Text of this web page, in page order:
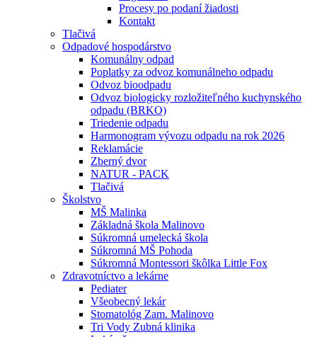
Procesy po podaní žiadosti
Kontakt
Tlačivá
Odpadové hospodárstvo
Komunálny odpad
Poplatky za odvoz komunálneho odpadu
Odvoz bioodpadu
Odvoz biologicky rozložiteľného kuchynského
odpadu (BRKO)
Triedenie odpadu
Harmonogram vývozu odpadu na rok 2026
Reklamácie
Zberný dvor
NATUR - PACK
Tlačivá
Školstvo
MŠ Malinka
Základná škola Malinovo
Súkromná umelecká škola
Súkromná MŠ Pohoda
Súkromná Montessori škôlka Little Fox
Zdravotníctvo a lekárne
Pediater
Všeobecný lekár
Stomatológ Zam. Malinovo
Tri Vody Zubná klinika